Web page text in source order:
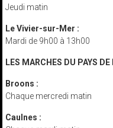
Jeudi matin
Le Vivier-sur-Mer :
Mardi de 9h00 à 13h00
LES MARCHES DU PAYS DE
Broons :
Chaque mercredi matin
Caulnes :